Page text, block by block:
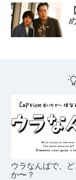
ウラなんばで、ど
か〜？